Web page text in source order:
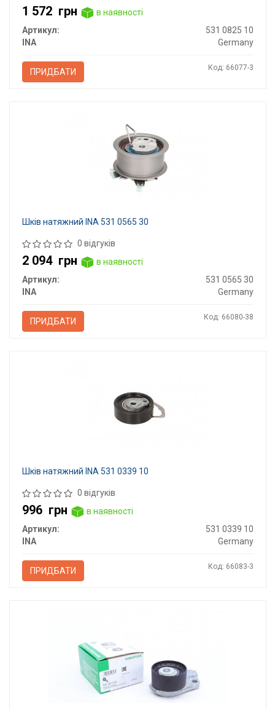
1 572 грн
в наявності
Артикул:
531 0825 10
INA
Germany
ПРИДБАТИ Код: 66077-3
Шків натяжний INA 531 0565 30
0 відгуків
2 094 грн
в наявності
Артикул:
531 0565 30
INA
Germany
ПРИДБАТИ Код: 66080-38
Шків натяжний INA 531 0339 10
0 відгуків
996 грн
в наявності
Артикул:
531 0339 10
INA
Germany
ПРИДБАТИ Код: 66083-3